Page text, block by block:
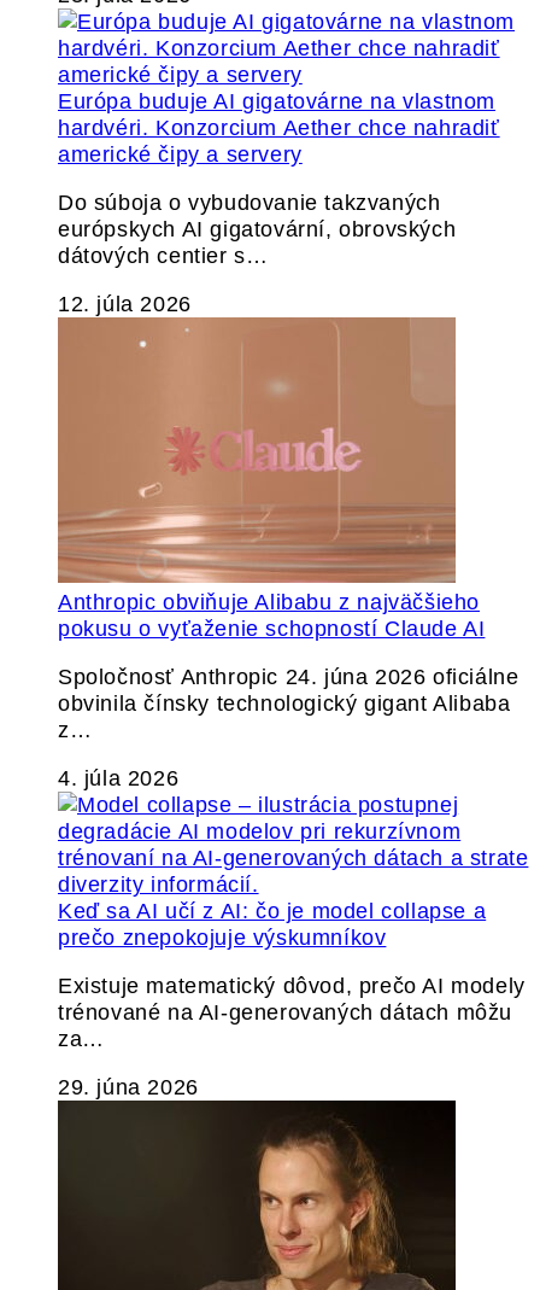
Európa buduje AI gigatovárne na vlastnom
hardvéri. Konzorcium Aether chce nahradiť
americké čipy a servery
Do súboja o vybudovanie takzvaných
európskych AI gigatovární, obrovských
dátových centier s…
12. júla 2026
Anthropic obviňuje Alibabu z najväčšieho
pokusu o vyťaženie schopností Claude AI
Spoločnosť Anthropic 24. júna 2026 oficiálne
obvinila čínsky technologický gigant Alibaba
z…
4. júla 2026
Keď sa AI učí z AI: čo je model collapse a
prečo znepokojuje výskumníkov
Existuje matematický dôvod, prečo AI modely
trénované na AI-generovaných dátach môžu
za…
29. júna 2026